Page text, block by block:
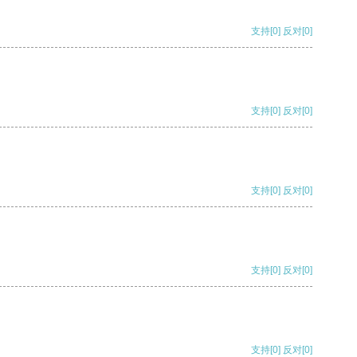
支持[0] 反对[0]
支持[0] 反对[0]
支持[0] 反对[0]
支持[0] 反对[0]
支持[0] 反对[0]